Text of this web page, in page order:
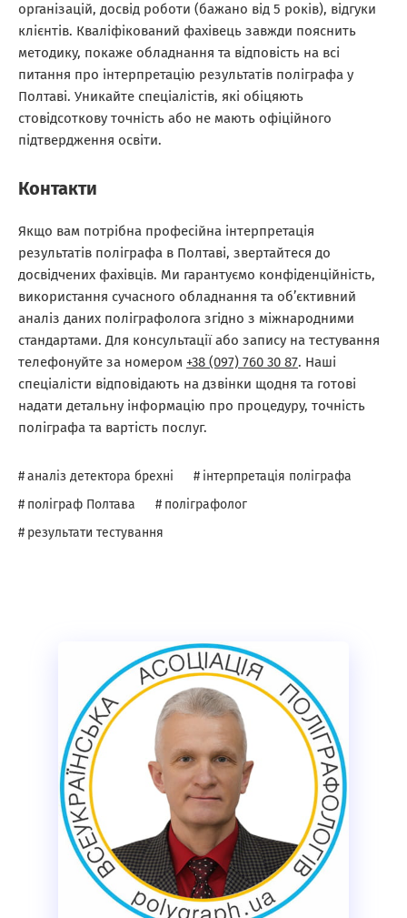
організацій, досвід роботи (бажано від 5 років), відгуки
клієнтів. Кваліфікований фахівець завжди пояснить
методику, покаже обладнання та відповість на всі
питання про інтерпретацію результатів поліграфа у
Полтаві. Уникайте спеціалістів, які обіцяють
стовідсоткову точність або не мають офіційного
підтвердження освіти.
Контакти
Якщо вам потрібна професійна інтерпретація
результатів поліграфа в Полтаві, звертайтеся до
досвідчених фахівців. Ми гарантуємо конфіденційність,
використання сучасного обладнання та об’єктивний
аналіз даних поліграфолога згідно з міжнародними
стандартами. Для консультації або запису на тестування
телефонуйте за номером +38 (097) 760 30 87. Наші
спеціалісти відповідають на дзвінки щодня та готові
надати детальну інформацію про процедуру, точність
поліграфа та вартість послуг.
аналіз детектора брехні інтерпретація поліграфа
поліграф Полтава
поліграфолог
результати тестування